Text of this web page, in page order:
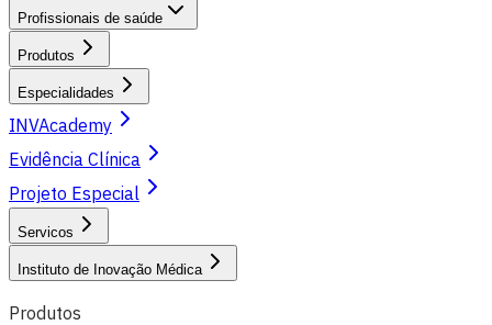
Profissionais de saúde
Produtos
Especialidades
INVAcademy
Evidência Clínica
Projeto Especial
Servicos
Instituto de Inovação Médica
Produtos